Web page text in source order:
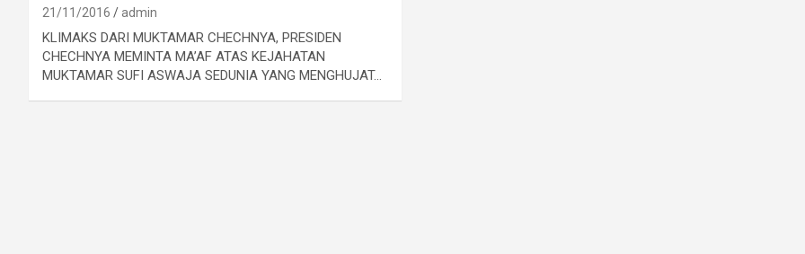
21/11/2016 admin
KLIMAKS DARI MUKTAMAR CHECHNYA, PRESIDEN
CHECHNYA MEMINTA MA’AF ATAS KEJAHATAN
MUKTAMAR SUFI ASWAJA SEDUNIA YANG MENGHUJAT…